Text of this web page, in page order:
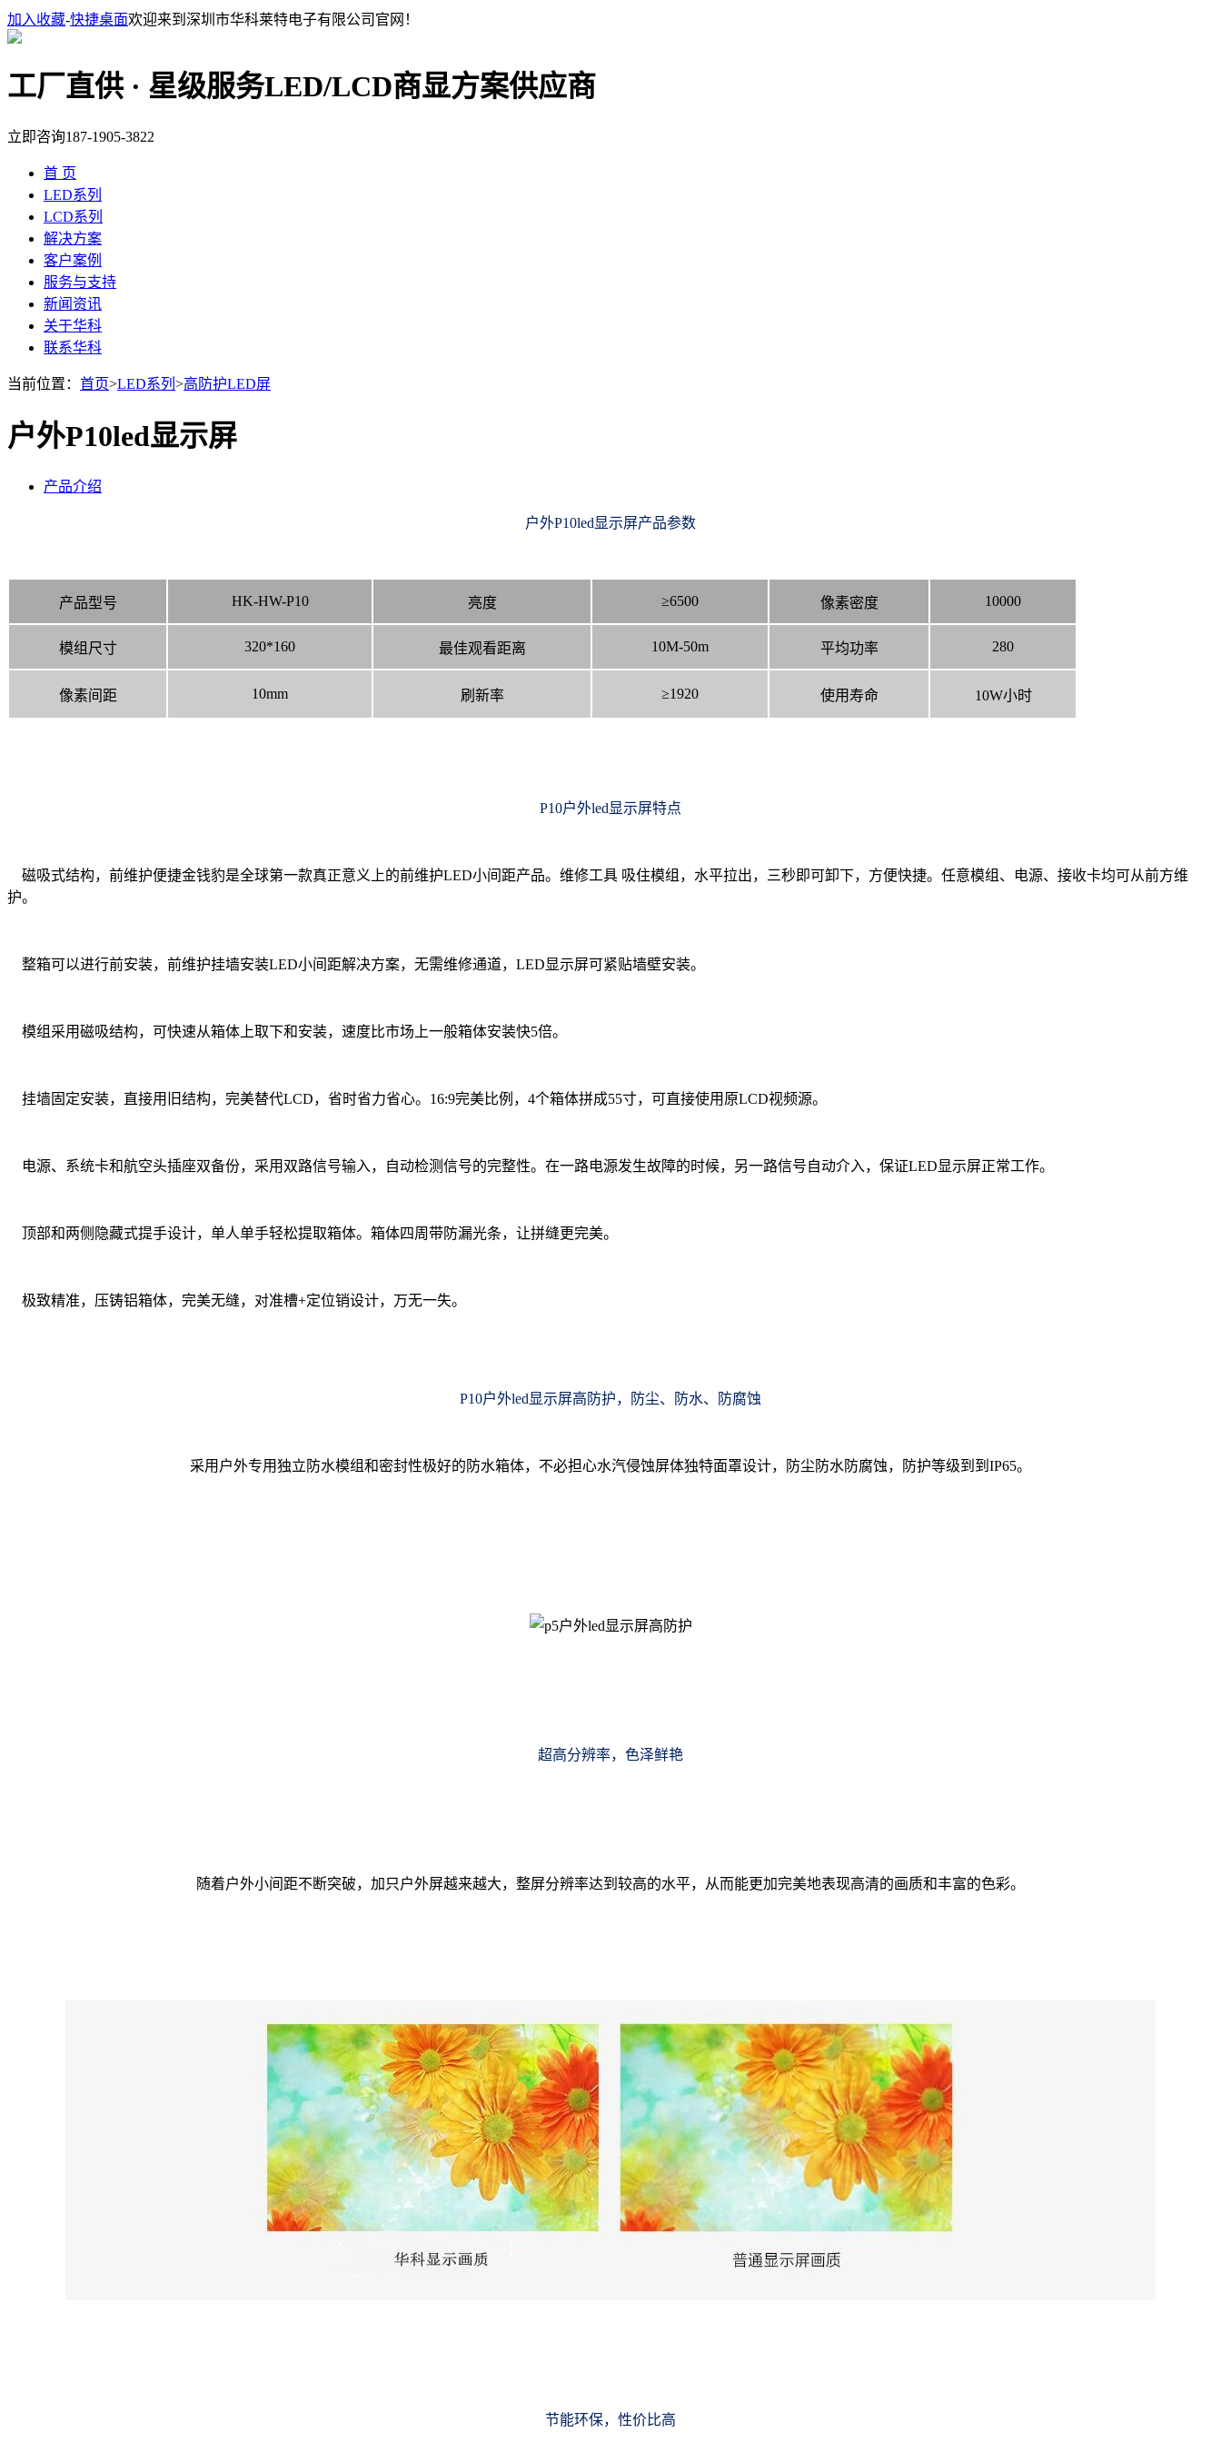
加入收藏-快捷桌面欢迎来到深圳市华科莱特电子有限公司官网！
工厂直供 · 星级服务LED/LCD商显方案供应商
立即咨询187-1905-3822
首 页
LED系列
LCD系列
解决方案
客户案例
服务与支持
新闻资讯
关于华科
联系华科
当前位置： 首页>LED系列 >高防护LED屏
户外P10led显示屏
产品介绍
户外P10led显示屏产品参数
产品型号 HK-HW-P10 亮度 ≥6500 像素密度 10000
模组尺寸 320*160 最佳观看距离 10M-50m 平均功率 280
像素间距 10mm 刷新率 ≥1920 使用寿命 10W小时
P10户外led显示屏特点
磁吸式结构，前维护便捷金钱豹是全球第一款真正意义上的前维护LED小间距产品。维修工具 吸住模组，水平拉出，三秒即可卸下，方便快捷。任意模组、电源、接收卡均可从前方维
护。
整箱可以进行前安装，前维护挂墙安装LED小间距解决方案，无需维修通道，LED显示屏可紧贴墙壁安装。
模组采用磁吸结构，可快速从箱体上取下和安装，速度比市场上一般箱体安装快5倍。
挂墙固定安装，直接用旧结构，完美替代LCD，省时省力省心。16:9完美比例，4个箱体拼成55寸，可直接使用原LCD视频源。
电源、系统卡和航空头插座双备份，采用双路信号输入，自动检测信号的完整性。在一路电源发生故障的时候，另一路信号自动介入，保证LED显示屏正常工作。
顶部和两侧隐藏式提手设计，单人单手轻松提取箱体。箱体四周带防漏光条，让拼缝更完美。
极致精准，压铸铝箱体，完美无缝，对准槽+定位销设计，万无一失。
P10户外led显示屏高防护，防尘、防水、防腐蚀
采用户外专用独立防水模组和密封性极好的防水箱体，不必担心水汽侵蚀屏体独特面罩设计，防尘防水防腐蚀，防护等级到到IP65。
超高分辨率，色泽鲜艳
随着户外小间距不断突破，加只户外屏越来越大，整屏分辨率达到较高的水平，从而能更加完美地表现高清的画质和丰富的色彩。
节能环保，性价比高